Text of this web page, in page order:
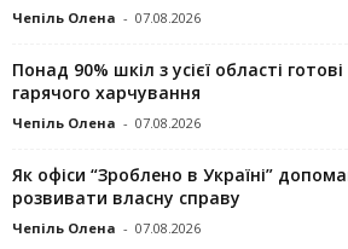
Чепіль Олена - 07.08.2026
Понад 90% шкіл з усієї області
гарячого харчування
Чепіль Олена - 07.08.2026
Як офіси “Зроблено в Україні”
розвивати власну справу
Чепіль Олена - 07.08.2026